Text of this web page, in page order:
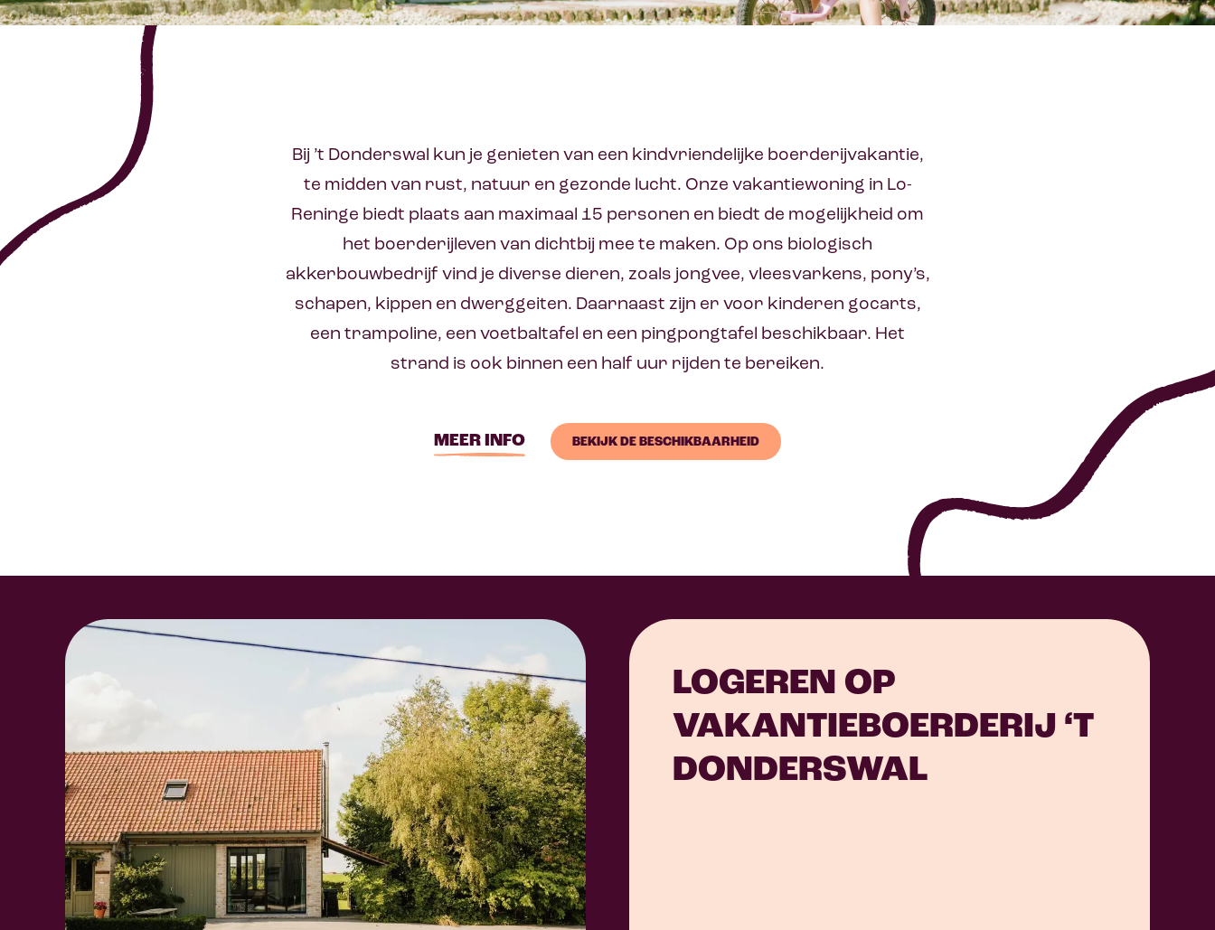
Bij ’t Donderswal kun je genieten van een kindvriendelijke boerderijvakantie,
te midden van rust, natuur en gezonde lucht. Onze vakantiewoning in Lo-
Reninge biedt plaats aan maximaal 15 personen en biedt de mogelijkheid om
het boerderijleven van dichtbij mee te maken. Op ons biologisch
akkerbouwbedrijf vind je diverse dieren, zoals jongvee, vleesvarkens, pony’s,
schapen, kippen en dwerggeiten. Daarnaast zijn er voor kinderen gocarts,
een trampoline, een voetbaltafel en een pingpongtafel beschikbaar. Het
strand is ook binnen een half uur rijden te bereiken.
MEER INFO BEKIJK DE BESCHIKBAARHEID
LOGEREN OP
VAKANTIEBOERDERIJ ‘T
DONDERSWAL